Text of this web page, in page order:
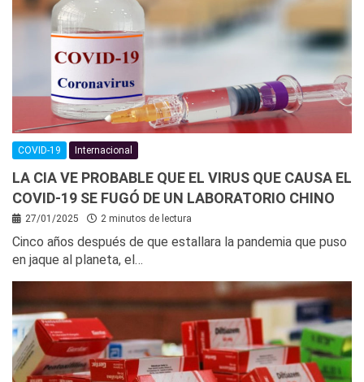
COVID-19 Internacional
LA CIA VE PROBABLE QUE EL VIRUS QUE CAUSA EL
COVID-19 SE FUGÓ DE UN LABORATORIO CHINO
27/01/2025 2 minutos de lectura
Cinco años después de que estallara la pandemia que puso
en jaque al planeta, el…